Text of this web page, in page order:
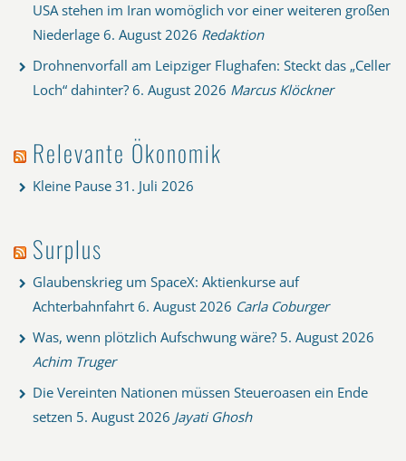
USA stehen im Iran womöglich vor einer weiteren großen
Niederlage 6. August 2026 Redaktion
Drohnenvorfall am Leipziger Flughafen: Steckt das „Celler
Loch“ dahinter? 6. August 2026 Marcus Klöckner
Relevante Ökonomik
Kleine Pause 31. Juli 2026
Surplus
Glaubenskrieg um SpaceX: Aktienkurse auf
Achterbahnfahrt 6. August 2026 Carla Coburger
Was, wenn plötzlich Aufschwung wäre? 5. August 2026
Achim Truger
Die Vereinten Nationen müssen Steueroasen ein Ende
setzen 5. August 2026 Jayati Ghosh